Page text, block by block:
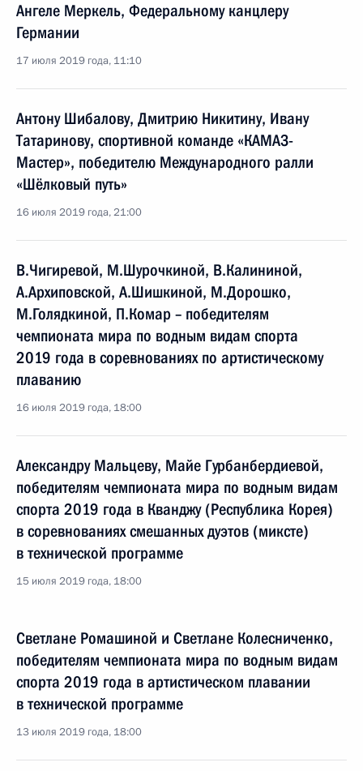
Ангеле Меркель, Федеральному канцлеру
Германии
17 июля 2019 года, 11:10
Антону Шибалову, Дмитрию Никитину, Ивану
Татаринову, спортивной команде «КАМАЗ-
Мастер», победителю Международного ралли
«Шёлковый путь»
16 июля 2019 года, 21:00
В.Чигиревой, М.Шурочкиной, В.Калининой,
А.Архиповской, А.Шишкиной, М.Дорошко,
М.Голядкиной, П.Комар – победителям
чемпионата мира по водным видам спорта
2019 года в соревнованиях по артистическому
плаванию
16 июля 2019 года, 18:00
Александру Мальцеву, Майе Гурбанбердиевой,
победителям чемпионата мира по водным видам
спорта 2019 года в Кванджу (Республика Корея)
в соревнованиях смешанных дуэтов (миксте)
в технической программе
15 июля 2019 года, 18:00
Светлане Ромашиной и Светлане Колесниченко,
победителям чемпионата мира по водным видам
спорта 2019 года в артистическом плавании
в технической программе
13 июля 2019 года, 18:00